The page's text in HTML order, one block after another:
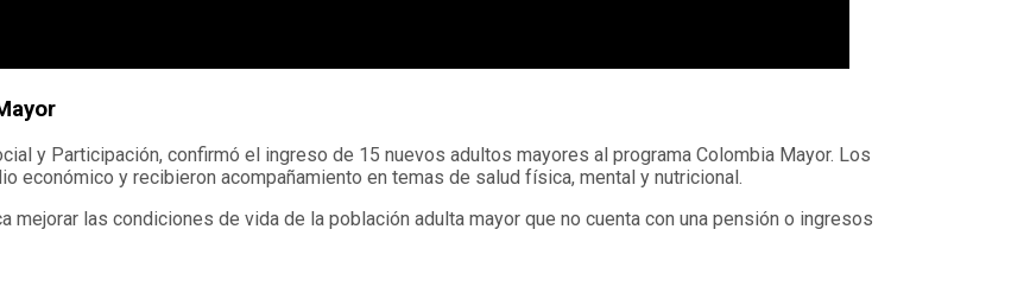
y Participación, confirmó el ingreso de 15 nuevos adultos mayores al programa Colombia Mayor. Los
y recibieron acompañamiento en temas de salud física, mental y nutricional.
mejorar las condiciones de vida de la población adulta mayor que no cuenta con una pensión o ingresos